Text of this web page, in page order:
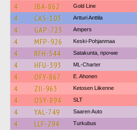
4 JBA-862 Gold Line
4 CAS-103 Artturi Anttila
4 GAP-723 Ampers
4 MFP-926 Keski-Pohjanmaa
4 RFH-544 Satakunta, прочие
4 HFU-393 ML-Charter
4 OFY-867 E. Ahonen
4 ZII-963 Ketosen Liikenne
4 OSY-894 SLT
4 YAL-749 Saaren Auto
4 LLF-294 Turkubus